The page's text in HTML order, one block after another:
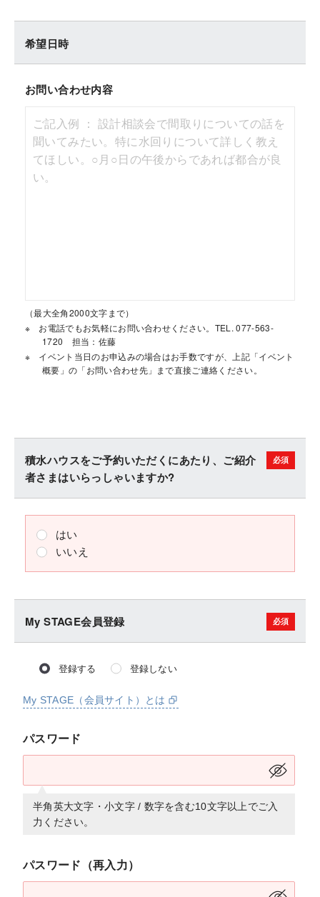
希望日時
お問い合わせ内容
（最大全角2000文字まで）
お電話でもお気軽にお問い合わせください。TEL. 077-563-
1720 担当：佐藤
イベント当日のお申込みの場合はお手数ですが、上記「イベント
概要」の「お問い合わせ先」まで直接ご連絡ください。
積水ハウスをご予約いただくにあたり、ご紹介
者さまはいらっしゃいますか?
はい
いいえ
My STAGE会員登録
登録する 登録しない
My STAGE（会員サイト）とは
パスワード
半角英大文字・小文字 / 数字を含む10文字以上でご入
力ください。
パスワード（再入力）